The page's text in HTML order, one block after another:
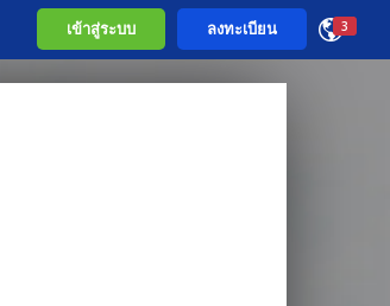
3
เข้าสู่ระบบ ลงทะเบียน